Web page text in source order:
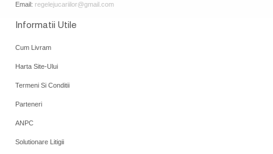
Email: regelejucariilor@gmail.com
Informatii Utile
Cum Livram
Harta Site-Ului
Termeni Si Conditii
Parteneri
ANPC
Solutionare Litigii